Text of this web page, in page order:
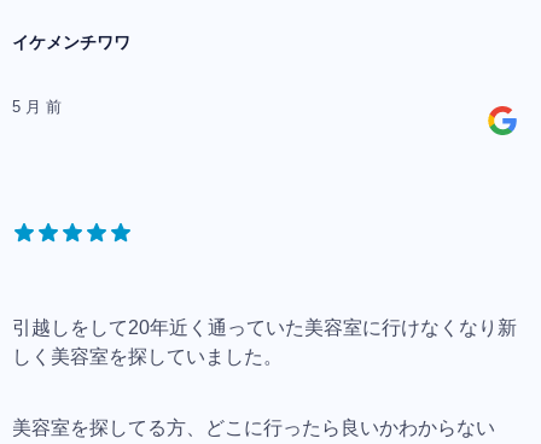
イケメンチワワ
5 月 前
引越しをして20年近く通っていた美容室に行けなくなり新
しく美容室を探していました。
美容室を探してる方、どこに行ったら良いかわからない